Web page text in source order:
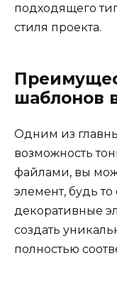
подходящего
стиля проекта.
шаблонов
Одним из
возможность
файлами, вы
элемент, будь
декоративные
создать
полностью